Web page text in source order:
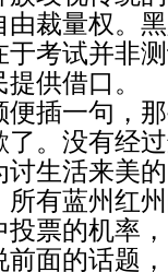
由裁量权。
于考试并非
供借口。
一句，那
了。没有经
讨生活来美
所有蓝州红
投票的机率
的话题，